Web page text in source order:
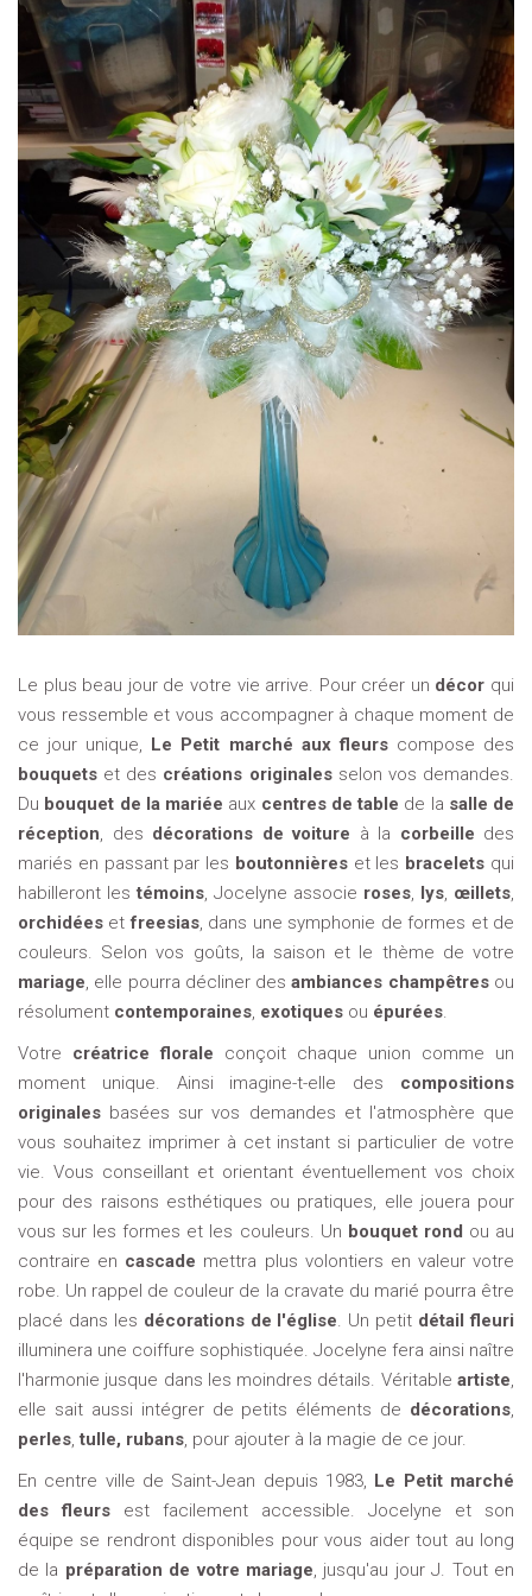
Le plus beau jour de votre vie arrive. Pour créer un décor qui
vous ressemble et vous accompagner à chaque moment de
ce jour unique, Le Petit marché aux fleurscompose des
bouquets et des créations originalesselon vos demandes.
Du bouquet de la mariée aux centres de table de la salle de
réception, des décorations de voiture à la corbeille des
mariés en passant par les boutonnièreset les bracelets qui
habilleront lestémoins, Jocelyne associe roses, lys, œillets,
orchidées etfreesias, dans une symphonie de formes et de
couleurs. Selon vos goûts, la saison et le thème de votre
mariage, elle pourra décliner desambiances champêtresou
résolument contemporaines, exotiques ou épurées.
Votre créatrice florale conçoit chaque union comme un
moment unique. Ainsi imagine-t-elle des compositions
originales basées sur vos demandes et l'atmosphère que
vous souhaitez imprimer à cet instant si particulier de votre
vie. Vous conseillant et orientant éventuellement vos choix
pour des raisons esthétiques ou pratiques, elle jouera pour
vous sur les formes et les couleurs. Un bouquet rond ou au
contraire en cascade mettra plus volontiers en valeur votre
robe. Un rappel de couleur de la cravate du marié pourra être
placé dans les décorations de l'église. Un petit détail fleuri
illuminera une coiffure sophistiquée. Jocelyne fera ainsi naître
l'harmonie jusque dans les moindres détails. Véritable artiste,
elle sait aussi intégrer de petits éléments de décorations,
perles,tulle, rubans, pour ajouter à la magie de ce jour.
En centre ville de Saint-Jean depuis 1983, Le Petit marché
des fleurs est facilement accessible. Jocelyne et son
équipe se rendront disponibles pour vous aider tout au long
de la préparation de votre mariage, jusqu'au jour J. Tout en